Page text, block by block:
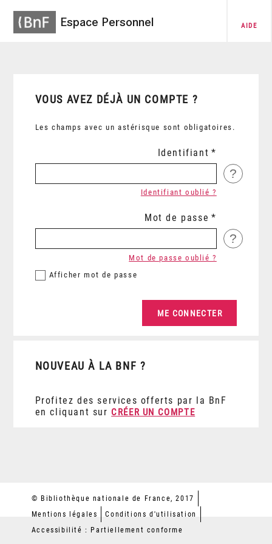
Espace Personnel AIDE
VOUS AVEZ DÉJÀ UN COMPTE ?
Les champs avec un astérisque sont obligatoires.
Identifiant
?
Identifiant oublié ?
Mot de passe
?
Afficher mot de passe
Mot de passe oublié ?
NOUVEAU À LA BNF ?
Profitez des services offerts par la BnF
en cliquant sur CRÉER UN COMPTE
© Bibliothèque nationale de France, 2017
Mentions légales
Conditions d'utilisation
Accessibilité : Partiellement conforme